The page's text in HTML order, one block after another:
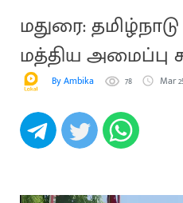
மதுரை:
மத்திய அமைப்பு
போராட்டம்
By Ambika 78 Mar